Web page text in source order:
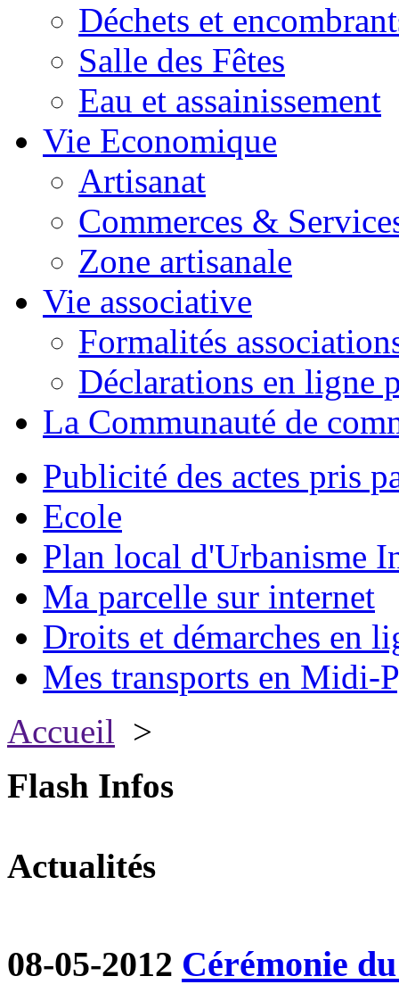
Déchets et
Salle des Fêtes
Eau et assainissement
Vie Economique
Artisanat
Commerces &
Zone artisanale
Vie associative
Formalités
Déclarations en ligne
La Communauté de
Publicité des actes pris
Ecole
Plan local d'Urbanisme
Ma parcelle sur internet
Droits et démarches en
Mes transports en Midi-
Accueil >
Flash Infos
Actualités
08-05-2012 Cérémonie